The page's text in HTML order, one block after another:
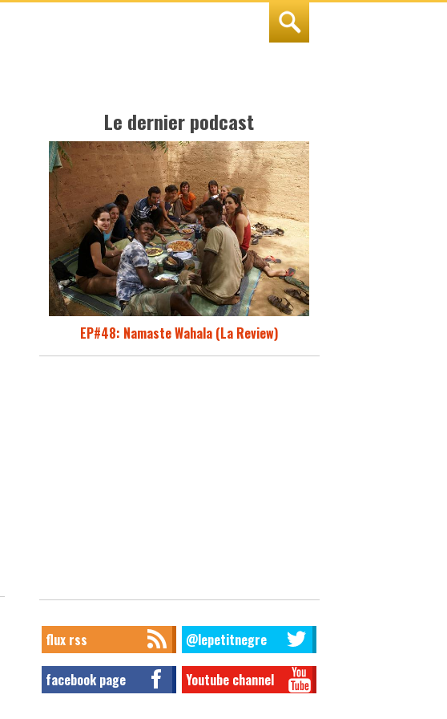
Le dernier podcast
EP#48: Namaste Wahala (La Review)
flux rss @lepetitnegre
facebook page Youtube channel